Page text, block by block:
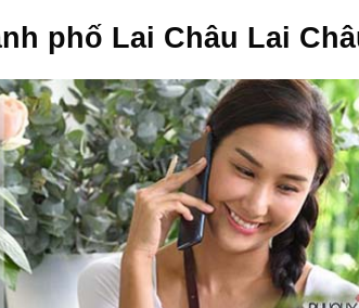
phố Lai Châu Lai